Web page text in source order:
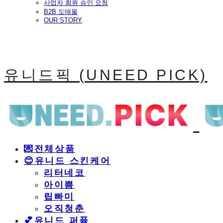
사업자 회원 승인 요청
B2B 도매몰
OUR STORY
유니드픽 (UNEED PICK)
💌전체상품
😊유니드 스킨케어
리터네코
아이쁨
립빠미
오직청춘
💕유니드 퍼퓸